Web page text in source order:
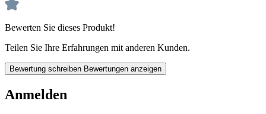
Bewerten Sie dieses Produkt!
Teilen Sie Ihre Erfahrungen mit anderen Kunden.
Bewertung schreiben Bewertungen anzeigen
Anmelden